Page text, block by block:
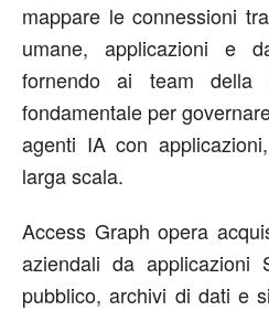
mappare le connessioni
umane, applicazioni e
fornendo ai team della
fondamentale per
agenti IA con
larga scala.
Access Graph opera
aziendali da applicazioni
pubblico, archivi di dati e